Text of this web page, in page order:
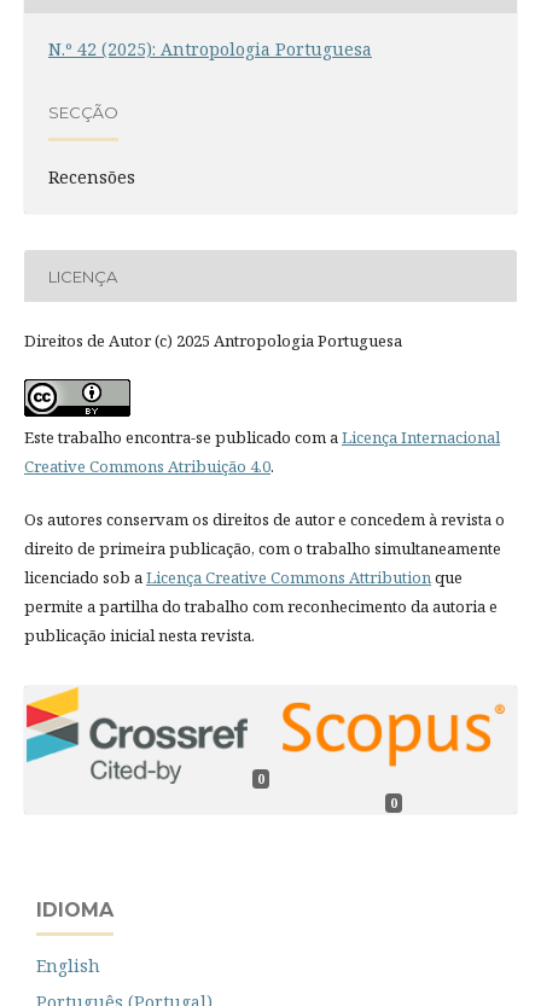
N.º 42 (2025): Antropologia Portuguesa
SECÇÃO
Recensões
LICENÇA
Direitos de Autor (c) 2025 Antropologia Portuguesa
Este trabalho encontra-se publicado com aLicença Internacional
Creative Commons Atribuição 4.0.
Os autores conservam os direitos de autor e concedem à revista o
direito de primeira publicação, com o trabalho simultaneamente
licenciado sob aLicença Creative Commons Attributionque
permite a partilha do trabalho com reconhecimento da autoria e
publicação inicial nesta revista.
0
0
IDIOMA
English